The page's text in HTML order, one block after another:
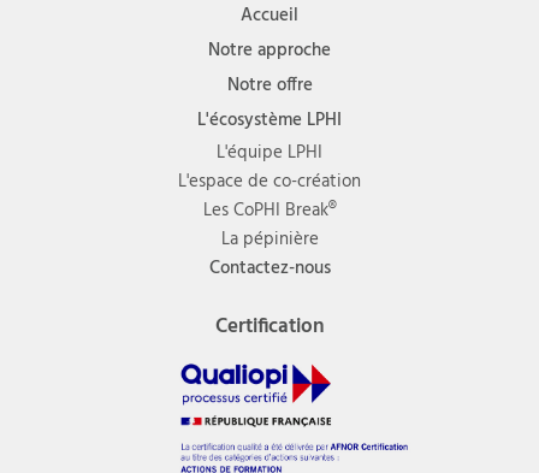
Accueil
Notre approche
Notre offre
L'écosystème LPHI
L'équipe LPHI
L'espace de co-création
Les CoPHI Break®
La pépinière
Contactez-nous
Certification